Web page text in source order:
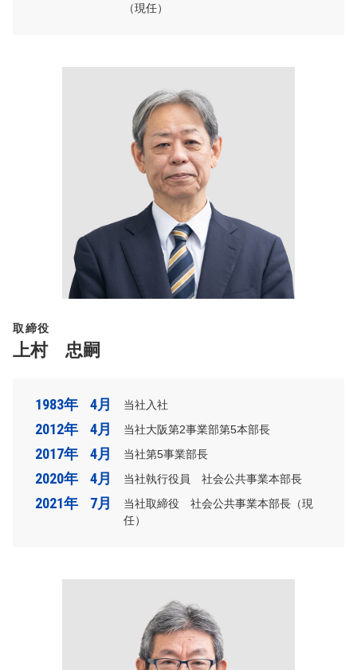
（現任）
取締役
上村 忠嗣
1983年 4月 当社入社
2012年 4月 当社大阪第2事業部第5本部長
2017年 4月 当社第5事業部長
2020年 4月 当社執行役員 社会公共事業本部長
2021年 7月
当社取締役 社会公共事業本部長（現
任）